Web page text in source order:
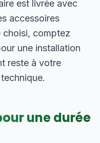
est livrée avec
accessoires
choisi, comptez
une installation
reste à votre
une durée